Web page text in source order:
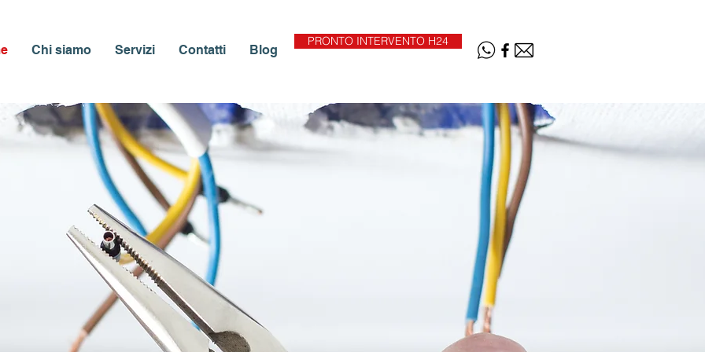
Chi siamo Servizi Contatti Blog
PRONTO INTERVENTO H24